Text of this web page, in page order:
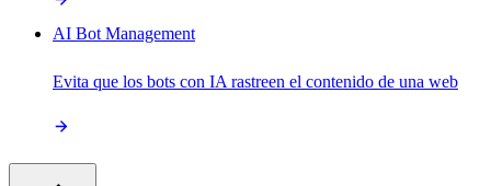
AI Bot Management
Evita que los bots con IA rastreen el contenido de una web